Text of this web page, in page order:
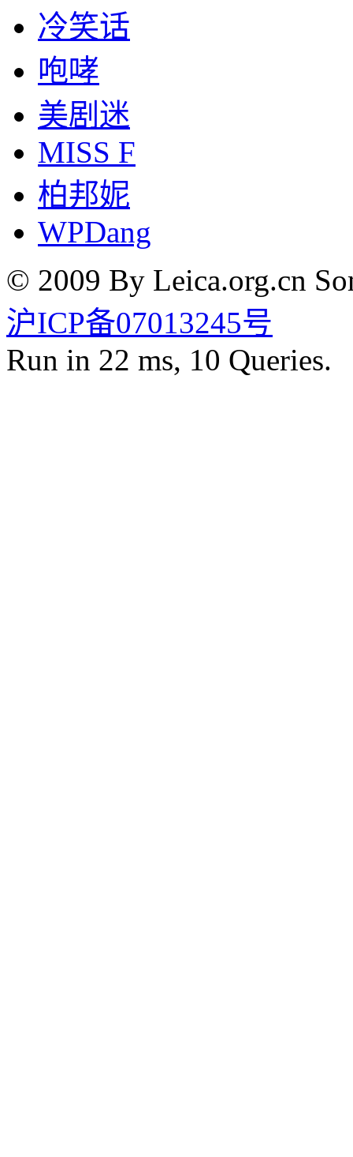
冷笑话
咆哮
美剧迷
MISS F
柏邦妮
WPDang
© 2009 By Leica.org.cn
沪ICP备07013245号
Run in 22 ms, 10 Queries.